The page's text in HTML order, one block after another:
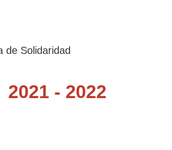
de Solidaridad
2021 - 2022